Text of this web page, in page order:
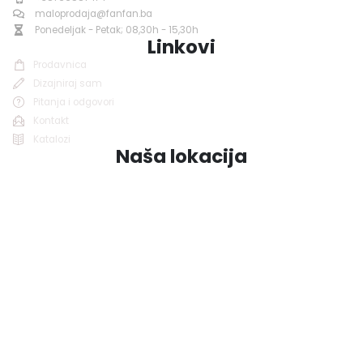
maloprodaja@fanfan.ba
Ponedeljak - Petak; 08,30h - 15,30h
Linkovi
Prodavnica
Dizajniraj sam
Pitanja i odgovori
Kontakt
Katalozi
Naša lokacija